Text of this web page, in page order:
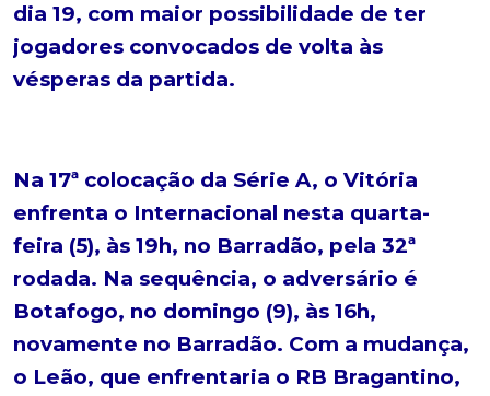
dia 19, com maior possibilidade de ter
jogadores convocados de volta às
vésperas da partida.
Na 17ª colocação da Série A, o Vitória
enfrenta o Internacional nesta quarta-
feira (5), às 19h, no Barradão, pela 32ª
rodada. Na sequência, o adversário é
Botafogo, no domingo (9), às 16h,
novamente no Barradão. Com a mudança,
o Leão, que enfrentaria o RB Bragantino,